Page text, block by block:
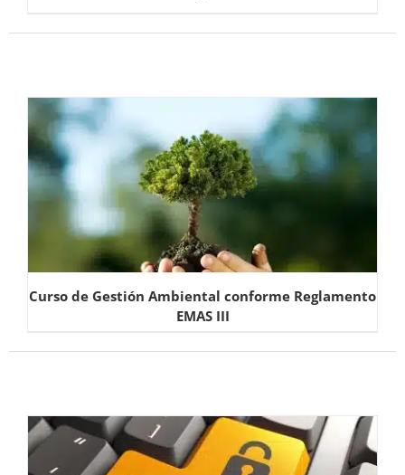
Curso de Gestión Ambiental conforme Reglamento
EMAS III